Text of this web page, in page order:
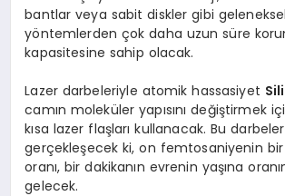
bantlar veya sabit diskler gibi geleneksel
yöntemlerden çok daha uzun süre
kapasitesine sahip olacak.
Lazer darbeleriyle atomik hassasiyet
camın moleküler yapısını değiştirmek
kısa lazer flaşları kullanacak. Bu darbeler
gerçekleşecek ki, on femtosaniyenin
oranı, bir dakikanın evrenin yaşına
gelecek.